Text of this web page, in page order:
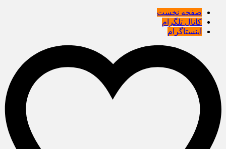
صفحه نخست
کانال تلگرام
اینستاگرام